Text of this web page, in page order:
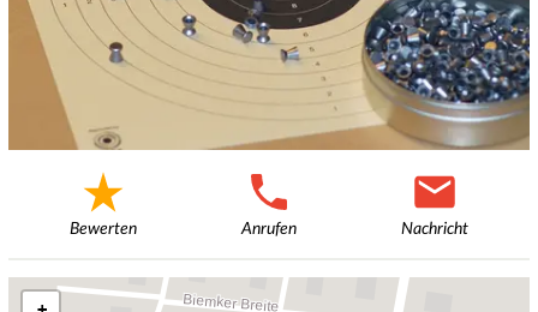
Bewerten Anrufen Nachricht